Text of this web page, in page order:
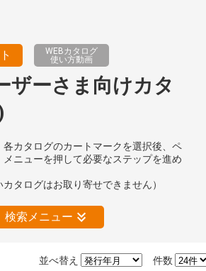
WEBカタログ
使い方動画
ザーさま向けカタ
カタログのカートマークを選択後、ペ
ニューを押して必要なステップを進め
カタログはお取り寄せできません）
検索メニュー
件数
並べ替え